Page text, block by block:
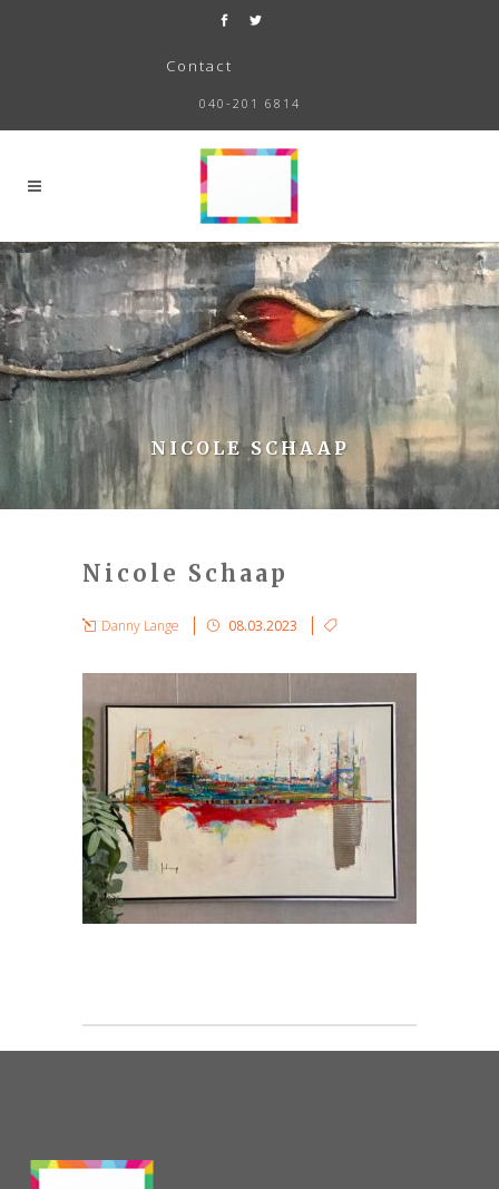
Contact
040-201 6814
NICOLE SCHAAP
Nicole Schaap
Danny Lange 08.03.2023